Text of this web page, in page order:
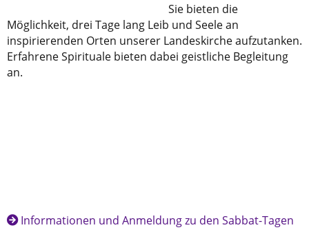
Sie bieten die
Möglichkeit, drei Tage lang Leib und Seele an
inspirierenden Orten unserer Landeskirche aufzutanken.
Erfahrene Spirituale bieten dabei geistliche Begleitung
an.
Informationen und Anmeldung zu den Sabbat-Tagen